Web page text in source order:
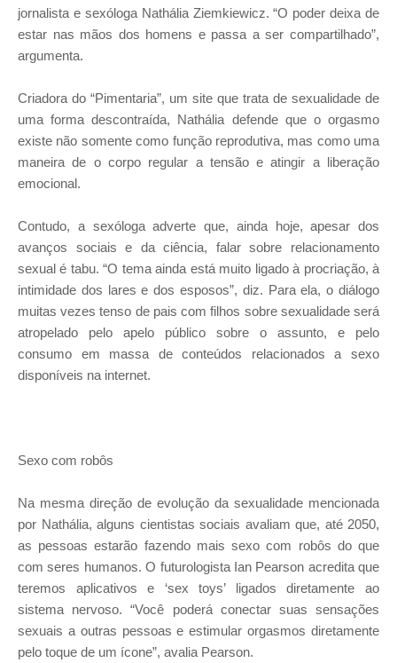
jornalista e sexóloga Nathália Ziemkiewicz. “O poder deixa de
estar nas mãos dos homens e passa a ser compartilhado”,
argumenta.
Criadora do “Pimentaria”, um site que trata de sexualidade de
uma forma descontraída, Nathália defende que o orgasmo
existe não somente como função reprodutiva, mas como uma
maneira de o corpo regular a tensão e atingir a liberação
emocional.
Contudo, a sexóloga adverte que, ainda hoje, apesar dos
avanços sociais e da ciência, falar sobre relacionamento
sexual é tabu. “O tema ainda está muito ligado à procriação, à
intimidade dos lares e dos esposos”, diz. Para ela, o diálogo
muitas vezes tenso de pais com filhos sobre sexualidade será
atropelado pelo apelo público sobre o assunto, e pelo
consumo em massa de conteúdos relacionados a sexo
disponíveis na internet.
Sexo com robôs
Na mesma direção de evolução da sexualidade mencionada
por Nathália, alguns cientistas sociais avaliam que, até 2050,
as pessoas estarão fazendo mais sexo com robôs do que
com seres humanos. O futurologista Ian Pearson acredita que
teremos aplicativos e ‘sex toys’ ligados diretamente ao
sistema nervoso. “Você poderá conectar suas sensações
sexuais a outras pessoas e estimular orgasmos diretamente
pelo toque de um ícone”, avalia Pearson.